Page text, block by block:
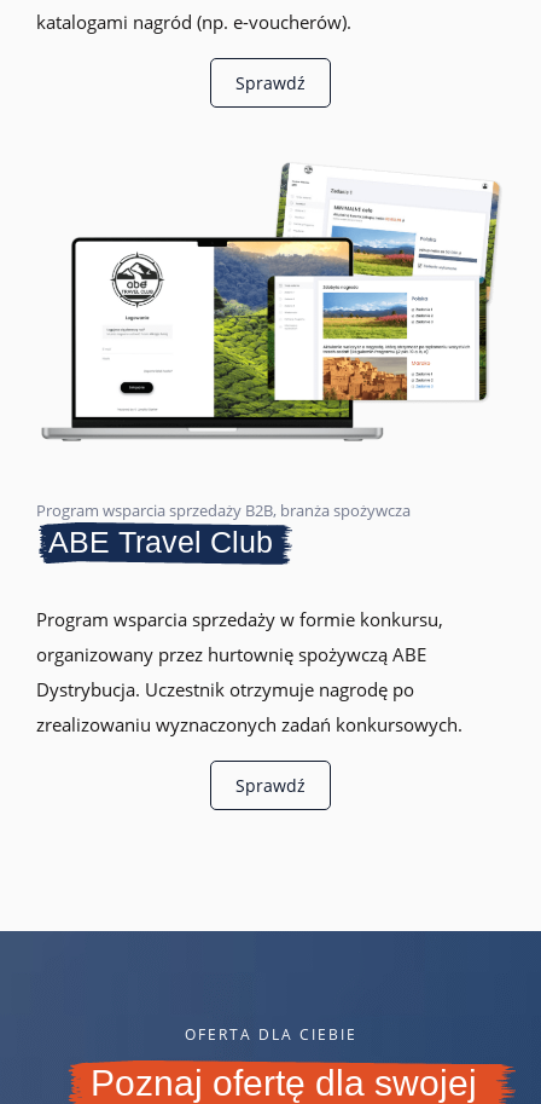
katalogami nagród (np. e-voucherów).
Sprawdź
Program wsparcia sprzedaży B2B, branża spożywcza
ABE Travel Club
Program wsparcia sprzedaży w formie konkursu,
organizowany przez hurtownię spożywczą ABE
Dystrybucja. Uczestnik otrzymuje nagrodę po
zrealizowaniu wyznaczonych zadań konkursowych.
Sprawdź
OFERTA DLA CIEBIE
Poznaj ofertę dla swojej